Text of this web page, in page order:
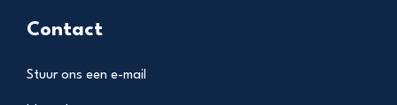
Contact
Stuur ons een e-mail